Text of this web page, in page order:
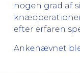
nogen grad af
efter erfaren
Ankenævnet